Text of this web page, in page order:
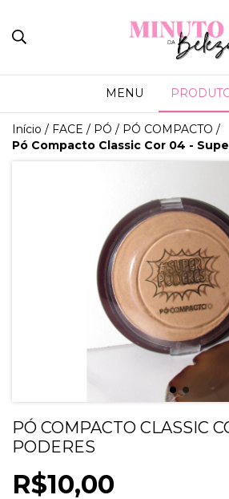
MENU
Início / FACE / PÓ / PÓ COMPACTO /
Pó Compacto Classic Cor 04 -
PÓ COMPACTO CLASSIC
PODERES
R$10,00